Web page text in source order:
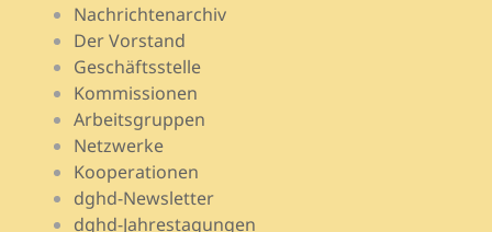
Nachrichtenarchiv
Der Vorstand
Geschäftsstelle
Kommissionen
Arbeitsgruppen
Netzwerke
Kooperationen
dghd-Newsletter
dghd-Jahrestagungen